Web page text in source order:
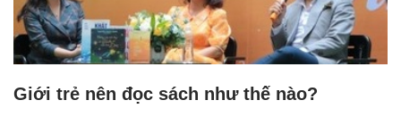
Giới trẻ nên đọc sách như thế nào?